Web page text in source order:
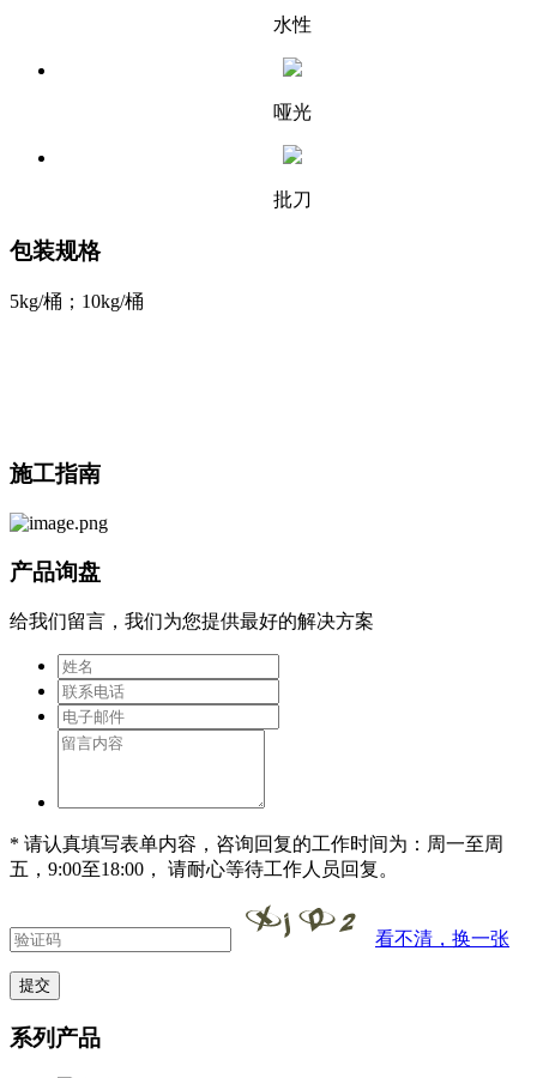
水性
哑光
批刀
包装规格
5kg/桶；10kg/桶
施工指南
产品询盘
给我们留言，我们为您提供最好的解决方案
* 请认真填写表单内容，咨询回复的工作时间为：周一至周
五，9:00至18:00， 请耐心等待工作人员回复。
看不清，换一张
系列产品